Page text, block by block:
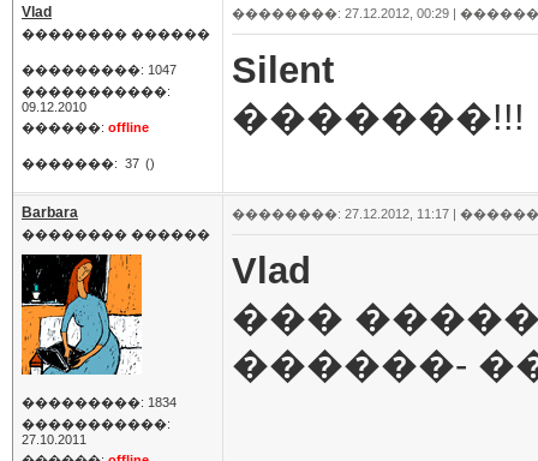
Vlad
�������� ������
���������: 1047
�����������:
09.12.2010
������: offline
�������: 37 ()
��������: 27.12.2012, 00:29 |
Silent
�������!!!
Barbara
�������� ������
���������: 1834
�����������:
27.10.2011
��������: 27.12.2012, 11:17 |
Vlad
���
������-